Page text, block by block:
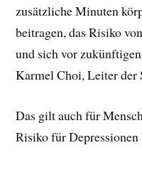
zusätzliche Minuten
beitragen, das Risiko
und sich vor
Karmel Choi, Leiter der
Das gilt auch für
Risiko für Depressionen